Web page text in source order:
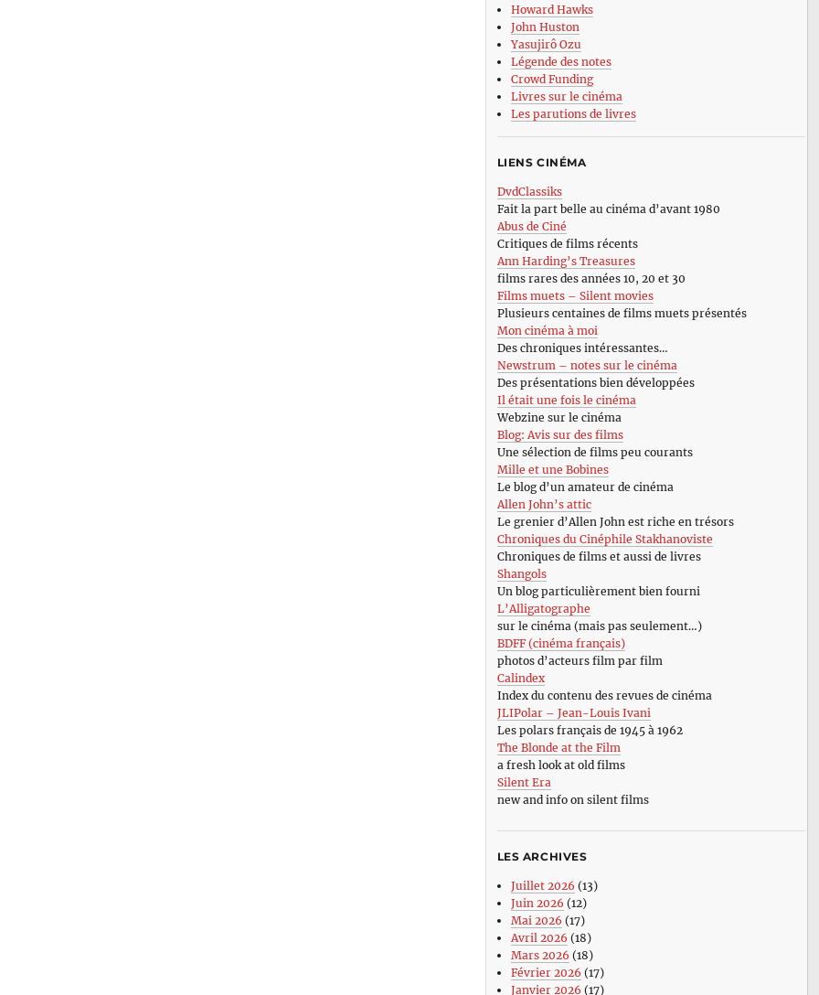
Howard Hawks
John Huston
Yasujirô Ozu
Légende des notes
Crowd Funding
Livres sur le cinéma
Les parutions de livres
LIENS CINÉMA
DvdClassiks
Fait la part belle au cinéma d’avant 1980
Abus de Ciné
Critiques de films récents
Ann Harding’s Treasures
films rares des années 10, 20 et 30
Films muets – Silent movies
Plusieurs centaines de films muets présentés
Mon cinéma à moi
Des chroniques intéressantes…
Newstrum – notes sur le cinéma
Des présentations bien développées
Il était une fois le cinéma
Webzine sur le cinéma
Blog: Avis sur des films
Une sélection de films peu courants
Mille et une Bobines
Le blog d’un amateur de cinéma
Allen John’s attic
Le grenier d’Allen John est riche en trésors
Chroniques du Cinéphile Stakhanoviste
Chroniques de films et aussi de livres
Shangols
Un blog particulièrement bien fourni
L’Alligatographe
sur le cinéma (mais pas seulement…)
BDFF (cinéma français)
photos d’acteurs film par film
Calindex
Index du contenu des revues de cinéma
JLIPolar – Jean-Louis Ivani
Les polars français de 1945 à 1962
The Blonde at the Film
a fresh look at old films
Silent Era
new and info on silent films
LES ARCHIVES
Juillet 2026 (13)
Juin 2026 (12)
Mai 2026 (17)
Avril 2026 (18)
Mars 2026 (18)
Février 2026 (17)
Janvier 2026 (17)